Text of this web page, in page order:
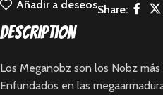
Añadir a deseosShare:
Description
Los Meganobz son los Nobz
Enfundados en las